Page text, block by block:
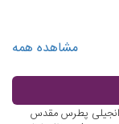
مشاهده همه
انجیلی پطرس مقدس